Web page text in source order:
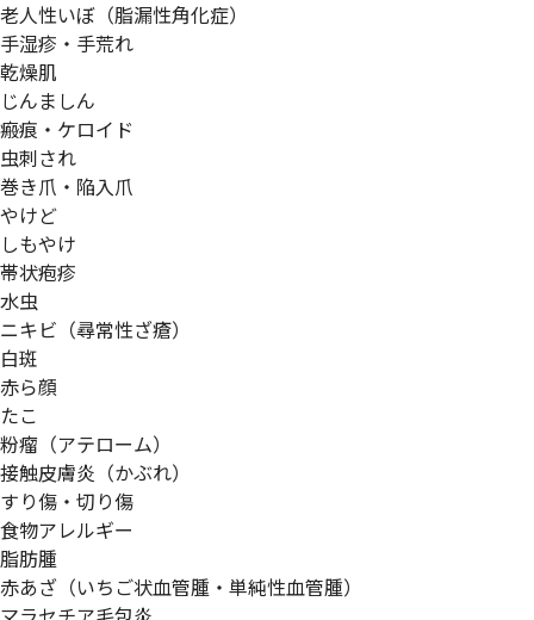
老人性いぼ（脂漏性角化症）
手湿疹・手荒れ
乾燥肌
じんましん
瘢痕・ケロイド
虫刺され
巻き爪・陥入爪
やけど
しもやけ
帯状疱疹
水虫
ニキビ（尋常性ざ瘡）
白斑
赤ら顔
たこ
粉瘤（アテローム）
接触皮膚炎（かぶれ）
すり傷・切り傷
食物アレルギー
脂肪腫
赤あざ（いちご状血管腫・単純性血管腫）